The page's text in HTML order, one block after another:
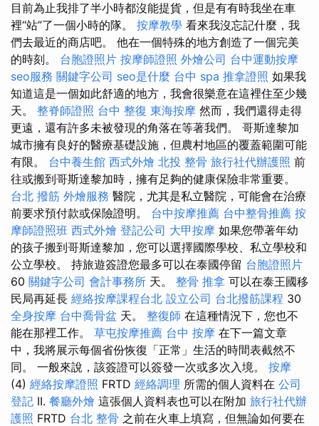
目前為止我排了半小時都沒能提貨，但是有有時我坐在車
裡“站”了一個小時的隊。 按摩教學 看來我沒忘記什麼，我
們去最近的商店吧。 他在一個特殊的地方創造了一個完美
的時刻。 台胞證照片 按摩師證照 外燴公司 台中運動按摩
seo服務 關鍵字公司 seo是什麼 台中 spa 推拿證照 如果我
知道這是一個如此舒適的地方，我會很樂意在這裡住至少幾
天。 整脊師證照 台中 整復 東海按摩 然而，我們還得走得
更遠，還有許多未被發現的角落在等著我們。 哥斯達黎加
城市擁有良好的醫療基礎設施，但農村地區的覆蓋範圍可能
有限。 台中養生館 西式外燴 北投 整骨 旅行社代辦護照 前
往或搬到哥斯達黎加時，擁有足夠的健康保險非常重要。
台北 撥筋 外燴服務 醫院，尤其是私立醫院，可能會在治療
前要求預付款或保險證明。 台中按摩推薦 台中整骨推薦 按
摩師證照班 西式外燴 登記公司 大甲按摩 如果您帶著年幼
的孩子搬到哥斯達黎加，您可以選擇國際學校、私立學校和
公立學校。 持旅遊簽證您最多可以在泰國停留 台胞證照片
60 關鍵字公司 會計事務所 天。 整骨 推拿 可以在泰王國移
民局再延長 經絡按摩課程台北 設立公司 台北撥筋課程 30
全身按摩 台中喬骨盆 天。 整復師 在這種情況下，您也不
能在那裡工作。 草屯按摩推薦 台中 按摩 在下一篇文章
中，我將展示每個省份恢復「正常」生活的時間表截然不
同。 一般來說，該簽證可以簽發一次或多次入境。 按摩
(4) 經絡按摩證照 FRTD 經絡調理 所需的個人資料在 公司
登記 II. 餐廳外燴 這張個人資料表也可以在附加 旅行社代辦
護照 FRTD 台北 整骨 之前在火車上填寫，但無論如何要在